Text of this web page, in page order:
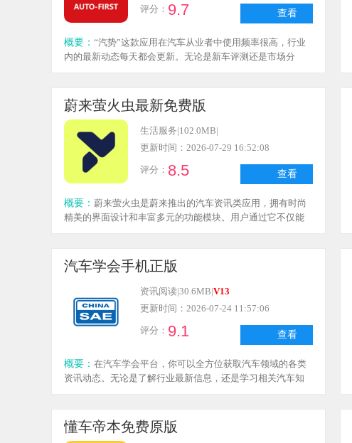
查看
评分： 9.7
概要： “汽势”这款应用在汽车从业者中使用频率很高，行业
内的最新动态每天都会更新。无论是新车评测还是市场分
的观点。它的界面设计简洁大方，没有多余的花哨元素，操
作起来非常顺手。对于关注汽车行业的人来说，安装一个“汽
势”，无论是查询资讯还是了解市场行情都很方便，确实是一
款实用的工具。
蔚来萤火虫最新免费版
查看
生活服务|102.0MB|
更新时间：2026-07-29 16:52:08
评分： 8.5
概要： 蔚来萤火虫是蔚来推出的汽车资讯类应用，拥有时尚
精美的界面设计和丰富多元的功能模块。用户通过它不仅能
他人的购车心得来做出购车决策。对这款应用感兴趣的朋
友，不妨赶紧体验一下吧。
汽车学会手机正版
查看
资讯阅读|30.6MB|V13
更新时间：2026-07-24 11:57:06
评分： 9.1
概要： 在汽车学会平台，你可以全方位获取汽车领域的各类
资讯动态。无论是了解行业最新信息，还是学习相关汽车知
懂车帝本免费原版